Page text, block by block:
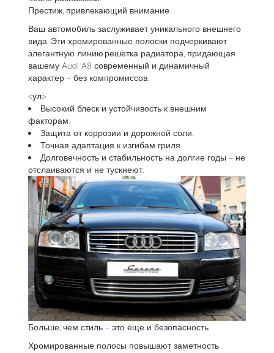
Престиж, привлекающий внимание
Ваш автомобиль заслуживает уникального внешнего
вида. Эти хромированные полоски подчеркивают
элегантную линию.решетка радиатора, придающая
вашему Audi A8 современный и динамичный
характер – без компромиссов.
<ул>
Высокий блеск и устойчивость к внешним
факторам.
Защита от коррозии и дорожной соли.
Точная адаптация к изгибам гриля.
Долговечность и стабильность на долгие годы – не
отслаиваются и не тускнеют.
Больше, чем стиль – это еще и безопасность
Хромированные полосы повышают заметность